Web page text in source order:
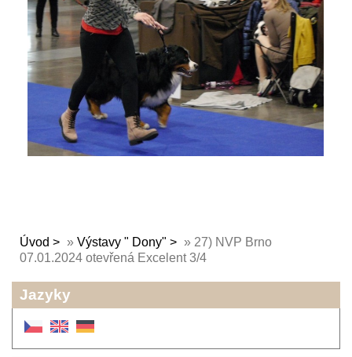
Úvod » Výstavy " Dony" » 27) NVP Brno
07.01.2024 otevřená Excelent 3/4
Jazyky